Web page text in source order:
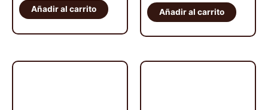
techo
Rhino
Añadir al carrito
techo
Rhino-
Rack
Añadir al carrito